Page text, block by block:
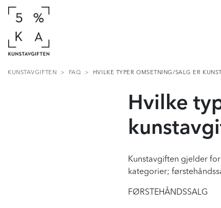
KUNSTAVGIFTEN FAQ HVILKE TYPER OMSETNING/SALG ER
Hvilke
Kunstavgiften gjelder
kategorier;
FØRSTEHÅNDSSALG